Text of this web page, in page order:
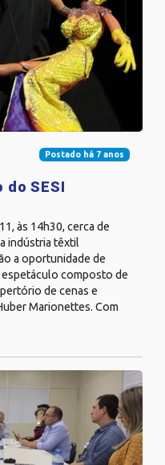
Postado há 7 anos
SESI
às 14h30, cerca de
indústria têxtil
a oportunidade de
espetáculo composto de
de cenas e
Marionettes. Com